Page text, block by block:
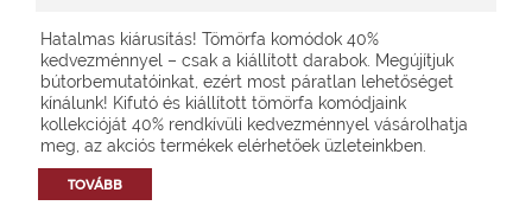
Hatalmas kiárusítás! Tömörfa komódok 40%
kedvezménnyel – csak a kiállított darabok. Megújítjuk
bútorbemutatóinkat, ezért most páratlan lehetőséget
kínálunk! Kifutó és kiállított tömörfa komódjaink
kollekcióját 40% rendkívüli kedvezménnyel vásárolhatja
meg, az akciós termékek elérhetőek üzleteinkben.
TOVÁBB